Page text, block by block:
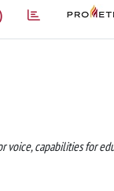
voice, capabilities for